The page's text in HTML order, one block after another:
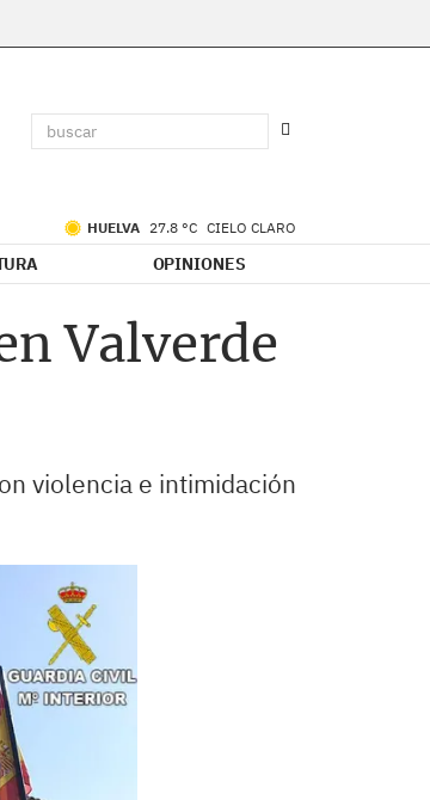
HUELVA 27.8 °C CIELO CLARO
OPINIONES
Valverde
violencia e intimidación